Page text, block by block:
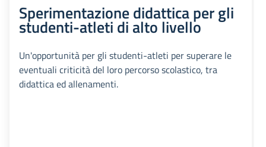
Sperimentazione didattica per gli
studenti-atleti di alto livello
Un'opportunità per gli studenti-atleti per superare le
eventuali criticità del loro percorso scolastico, tra
didattica ed allenamenti.